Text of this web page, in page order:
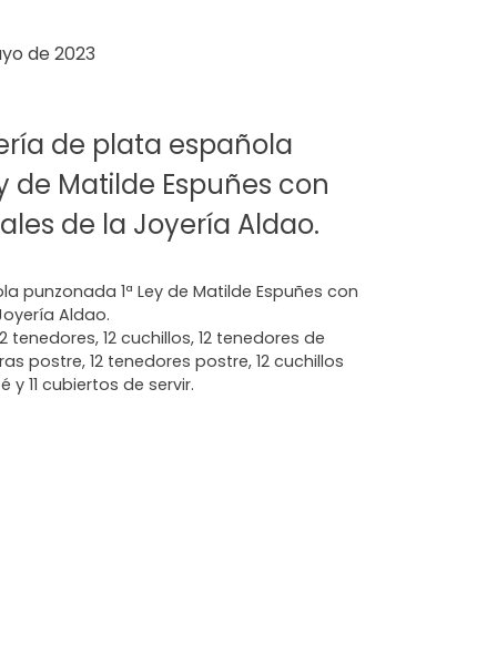
de 2023
de plata española
de Matilde Espuñes con
de la Joyería Aldao.
punzonada 1ª Ley de Matilde Espuñes con
Aldao.
tenedores, 12 cuchillos, 12 tenedores de
postre, 12 tenedores postre, 12 cuchillos
y 11 cubiertos de servir.